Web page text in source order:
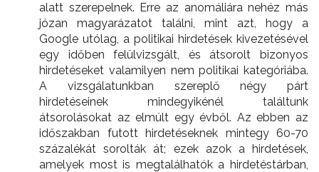
alatt szerepelnek. Erre az anomáliára nehéz más
józan magyarázatot találni, mint azt, hogy a
Google utólag, a politikai hirdetések kivezetésével
egy időben felülvizsgált, és átsorolt bizonyos
hirdetéseket valamilyen nem politikai kategóriába.
A vizsgálatunkban szereplő négy párt
hirdetéseinek mindegyikénél találtunk
átsorolásokat az elmúlt egy évből. Az ebben az
időszakban futott hirdetéseknek mintegy 60-70
százalékát sorolták át; ezek azok a hirdetések,
amelyek most is megtalálhatók a hirdetéstárban,